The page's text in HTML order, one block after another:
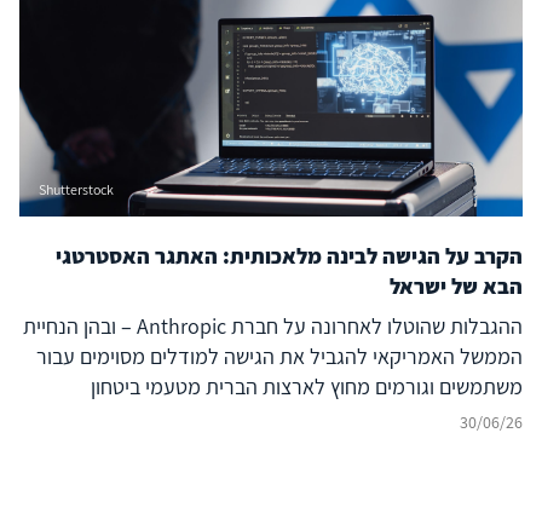
מחשוב עתיר ביצועים (Compute) וכלה במרכזי נתונים, אנרגיה
ומודלים מתקדמים. התחרות אינה עוד על רכיב בודד של
מערכת הבינה המלאכותית, אלא על היכולת להחזיק בנתחים
משמעותיים של ה-AI Stack כולו.
Shutterstock
הקרב על הגישה לבינה מלאכותית: האתגר האסטרטגי
הבא של ישראל
ההגבלות שהוטלו לאחרונה על חברת Anthropic – ובהן הנחיית
הממשל האמריקאי להגביל את הגישה למודלים מסוימים עבור
משתמשים וגורמים מחוץ לארצות הברית מטעמי ביטחון
30/06/26